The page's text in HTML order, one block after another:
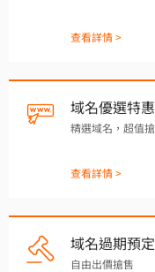
查看詳情 >
域名優選特惠
精選域名，超值
查看詳情 >
域名過期預定
自由出價搶售